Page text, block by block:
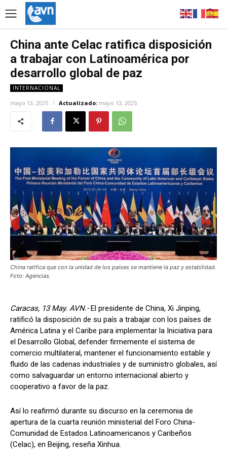
China ante Celac ratifica disposición
a trabajar con Latinoamérica por
desarrollo global de paz
INTERNACIONAL
mayo 13, 2025 Actualizado: mayo 13, 2025
China ratifica que con la unidad de los países se mantiene la paz y estabilidad.
Foto: Agencias.
Caracas, 13 May. AVN.- El presidente de China, Xi Jinping,
ratificó la disposición de su país a trabajar con los países de
América Latina y el Caribe para implementar la Iniciativa para
el Desarrollo Global, defender firmemente el sistema de
comercio multilateral, mantener el funcionamiento estable y
fluido de las cadenas industriales y de suministro globales, así
como salvaguardar un entorno internacional abierto y
cooperativo a favor de la paz.
Así lo reafirmó durante su discurso en la ceremonia de
apertura de la cuarta reunión ministerial del Foro China-
Comunidad de Estados Latinoamericanos y Caribeños
(Celac), en Beijing, reseña Xinhua.